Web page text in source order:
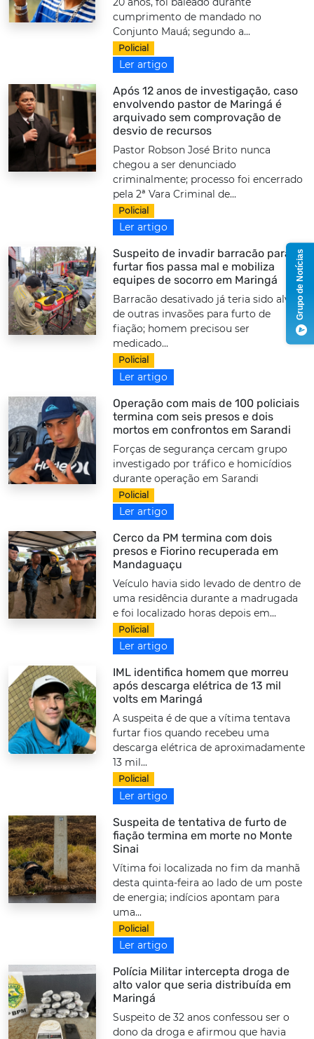
cumprimento de mandado no
Conjunto Mauá; segundo a...
Policial
Ler artigo
Após 12 anos de investigação, caso
envolvendo pastor de Maringá é
arquivado sem comprovação de
desvio de recursos
Pastor Robson José Brito nunca
chegou a ser denunciado
criminalmente; processo foi encerrado
pela 2ª Vara Criminal de...
Policial
Ler artigo
Suspeito de invadir barracão para
furtar fios passa mal e mobiliza
equipes de socorro em Maringá
Barracão desativado já teria sido alvo
de outras invasões para furto de
fiação; homem precisou ser
medicado...
Policial
Ler artigo
Operação com mais de 100 policiais
termina com seis presos e dois
mortos em confrontos em Sarandi
Forças de segurança cercam grupo
investigado por tráfico e homicídios
durante operação em Sarandi
Policial
Ler artigo
Cerco da PM termina com dois
presos e Fiorino recuperada em
Mandaguaçu
Veículo havia sido levado de dentro de
uma residência durante a madrugada
e foi localizado horas depois em...
Policial
Ler artigo
IML identifica homem que morreu
após descarga elétrica de 13 mil
volts em Maringá
A suspeita é de que a vítima tentava
furtar fios quando recebeu uma
descarga elétrica de aproximadamente
13 mil...
Policial
Ler artigo
Suspeita de tentativa de furto de
fiação termina em morte no Monte
Sinai
Vítima foi localizada no fim da manhã
desta quinta-feira ao lado de um poste
de energia; indícios apontam para
uma...
Policial
Ler artigo
Polícia Militar intercepta droga de
alto valor que seria distribuída em
Maringá
Suspeito de 32 anos confessou ser o
dono da droga e afirmou que havia
Grupo de Notícias